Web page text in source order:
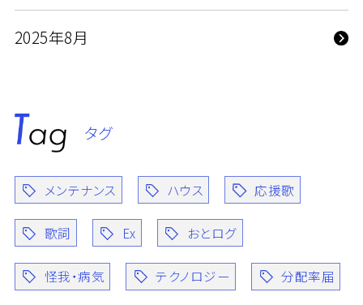
2025年8月
タグ
メンテナンス ハウス 応援歌
歌詞 Ex おとログ
怪我・病気 テクノロジー 分配率届